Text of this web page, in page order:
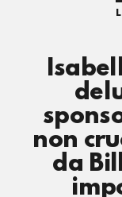
non
da